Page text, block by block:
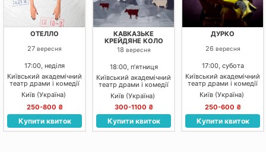
ОТЕЛЛО
27 вересня
17:00, неділя
Київський академічний
театр драми і комедії
на лівому березі Дніпра
Київ (Україна)
250-800 ₴
Купити квиток
КАВКАЗЬКЕ
КРЕЙДЯНЕ КОЛО
18 вересня
18:00, пʼятниця
Київський академічний
театр драми і комедії
на лівому березі Дніпра
Київ (Україна)
300-1100 ₴
Купити квиток
ДУРКО
26 вересня
17:00, субота
Київський академічний
театр драми і комедії
на лівому березі Дніпра
Київ (Україна)
250-600 ₴
Купити квиток